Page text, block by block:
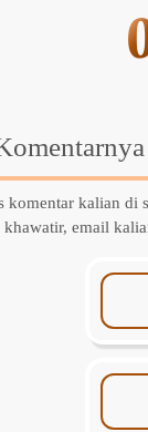
komentar kalian di
khawatir, email